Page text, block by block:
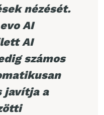
nézését.
AI
AI
számos
javítja a